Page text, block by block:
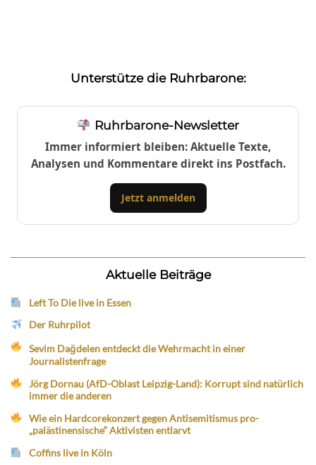
Unterstütze die Ruhrbarone:
Ruhrbarone-Newsletter
Immer informiert bleiben: Aktuelle Texte,
Analysen und Kommentare direkt ins Postfach.
Jetzt anmelden
Aktuelle Beiträge
Left To Die live in Essen
Der Ruhrpilot
Sevim Dağdelen entdeckt die Wehrmacht in einer
Journalistenfrage
Jörg Dornau (AfD-Oblast Leipzig-Land): Korrupt sind natürlich
immer die anderen
Wie ein Hardcorekonzert gegen Antisemitismus pro-
„palästinensische“ Aktivisten entlarvt
Coffins live in Köln